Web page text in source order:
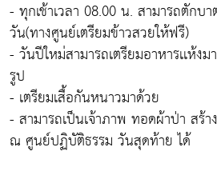
- ทุกเช้าเวลา 08.00 น. สามารถตักบ
วัน(ทางศูนย์เตรียมข้าวสวยให้ฟรี)
- วันปีใหม่สามารถเตรียมอาหารเเห้
รูป
- เตรียมเสื้อกันหนาวมาด้วย
- สามารถเป็นเจ้าภาพ ทอดผ้าป่า สร้
ณ ศูนย์ปฏิบัติธรรม วันสุดท้าย ได้